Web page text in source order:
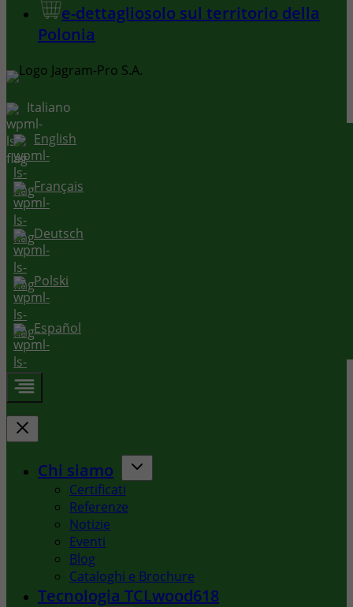
e-dettagliosolo sul territorio della
Polonia
Italiano
English
Français
Deutsch
Polski
Español
Chi siamo
Certificati
Referenze
Notizie
Eventi
Blog
Cataloghi e Brochure
Tecnologia TCLwood618